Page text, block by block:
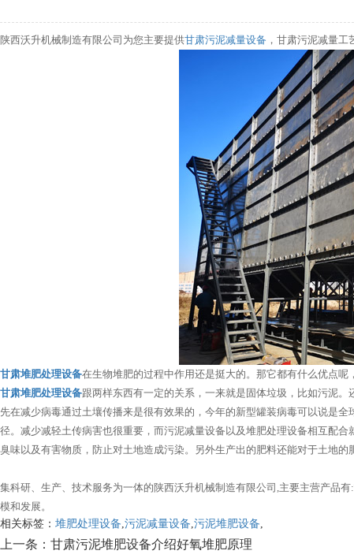
陕西沃升机械制造有限公司为您主要提供甘肃污泥减量设备 ，甘肃污泥减量
甘肃堆肥处理设备在生物堆肥的过程中作用还是挺大的。那它都有什么优点呢
甘肃堆肥处理设备跟两样东西有一定的关系，一来就是固体垃圾，比如污泥
先在减少病毒通过土壤传播来是很有效果的，今年的新型罐装病毒可以说是
径。减少减轻土传病害也很重要，而污泥减量设备以及堆肥处理设备相互配
臭味以及有害物质，防止对土地造成污染。另外生产出的肥料还能对于土地的
集科研、生产、技术服务为一体的陕西沃升机械制造有限公司,主要主营产品
模和发展。
相关标签： 堆肥处理设备,污泥减量设备,污泥堆肥设备,
上一条： 甘肃污泥堆肥设备介绍好氧堆肥原理